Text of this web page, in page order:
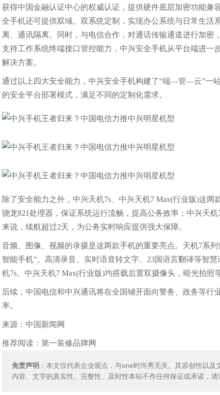
获得中国金融认证中心的权威认证，提供硬件底层加密功能兼
全手机还可提供双域、双系统定制，实现办公系统与日常生活
离、通讯隔离。同时，与电信合作，对通话传输通道进行加
支持工作系统终端接口管控能力，中兴安全手机从平台端进
解决方案。
通过以上四大安全能力，中兴安全手机构建了“端—管—云”一
的安全平台部署模式，满足不同的定制化需求。
除了安全能力之外，中兴天机7s、中兴天机7 Max(行业版)这
骁龙821处理器，保证系统运行流畅，提高公务效率；中兴天
来说，续航超过2天，为公务实时响应提供强大保障。
音频、图像、视频的录摄是这两款手机的重要亮点。天机7系
智能手机”。高清录音、实时语音转文字、23国语言翻译等智
机7s、中兴天机7 Max(行业版)均搭载后置双摄像头，暗光拍
后续，中国电信和中兴通讯将在全国铺开面向警务、政务等
率。
来源：中国新闻网
推荐阅读：第一装修品牌网
免责声明 ：本文仅代表企业观点，与one时尚秀无关。其原创性以
内容、文字的真实性、完整性、及时性本站不作任何保证或承诺，